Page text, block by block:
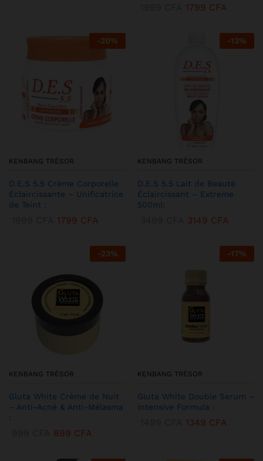
1799 CFA
-20%
KENBANG TRÉSOR
D.E.S 5.5 Crème Corporelle
Éclaircissante – Unificatrice
de Teint :
1799 CFA
-13%
KENBANG TRÉSOR
D.E.S 5.5 Lait de Beauté
Éclaircissant – Extreme
500ml:
3149 CFA
-23%
KENBANG TRÉSOR
Gluta White Crème de Nuit
– Anti-Acné & Anti-Mélasma
:
899 CFA
-17%
KENBANG TRÉSOR
Gluta White Double Serum –
Intensive Formula :
1349 CFA